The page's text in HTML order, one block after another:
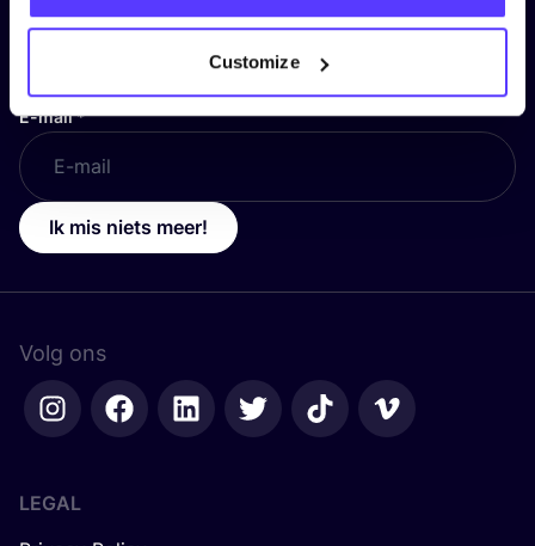
Customize
Voornaam*
E-mail*
Ik mis niets meer!
Volg ons
LEGAL